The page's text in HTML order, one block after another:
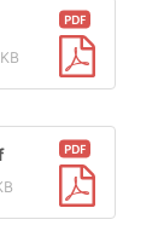
PDF
PDF